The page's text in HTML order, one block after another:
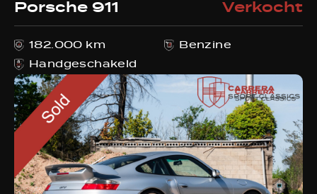
Porsche 911 Verkocht
182.000 km
Benzine
Handgeschakeld